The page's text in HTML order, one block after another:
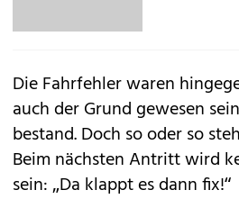
Die Fahrfehler waren
auch der Grund gewesen
bestand. Doch so oder so
Beim nächsten Antritt wird
sein: „Da klappt es dann fix!“